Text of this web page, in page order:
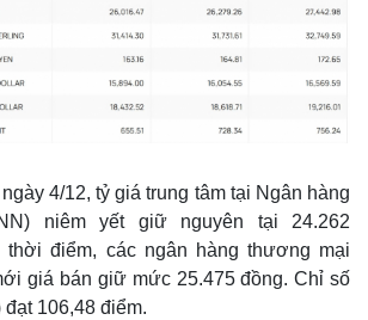
4/12, tỷ giá trung tâm tại Ngân hàng
niêm yết giữ nguyên tại 24.262
thời điểm, các ngân hàng thương mại
giá bán giữ mức 25.475 đồng. Chỉ số
106,48 điểm.